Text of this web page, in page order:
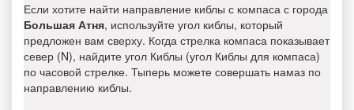
Если хотите найти направление киблы с компаса с города
Большая Атня, используйте угол киблы, который
предложен вам сверху. Когда стрелка компаса показывает
север (N), найдите угол Киблы (угол Киблы для компаса)
по часовой стрелке. Тыперь можете совершать намаз по
направлению киблы.